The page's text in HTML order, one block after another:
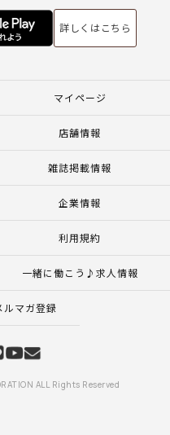
詳しくはこちら
マイページ
店舗情報
雑誌掲載情報
企業情報
利用規約
一緒に働こう♪求人情報
マガ登録
ALL Rights Reserved